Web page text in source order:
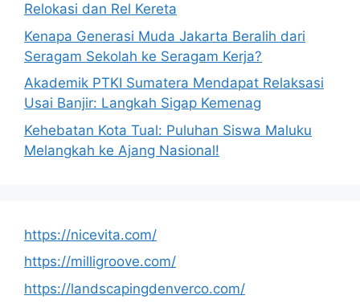
Relokasi dan Rel Kereta
Kenapa Generasi Muda Jakarta Beralih dari
Seragam Sekolah ke Seragam Kerja?
Akademik PTKI Sumatera Mendapat Relaksasi
Usai Banjir: Langkah Sigap Kemenag
Kehebatan Kota Tual: Puluhan Siswa Maluku
Melangkah ke Ajang Nasional!
https://nicevita.com/
https://milligroove.com/
https://landscapingdenverco.com/